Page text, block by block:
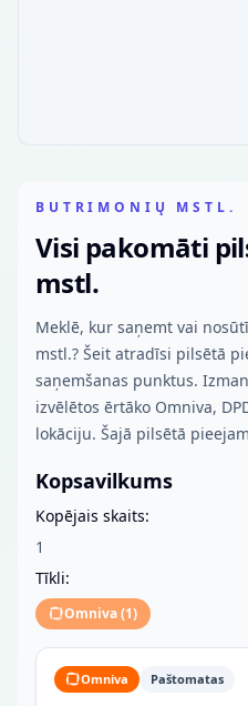
BUTRIMONIŲ MSTL.
Visi pakomāti
mstl.
Meklē, kur saņemt vai
mstl.? Šeit atradīsi pilsētā
saņemšanas punktus.
izvēlētos ērtāko Omniva,
lokāciju. Šajā pilsētā
Kopsavilkums
Kopējais skaits:
1
Tīkli:
Omniva(1)
Omniva Paštomatas